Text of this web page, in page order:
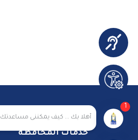
خدمات المحافظة
أهلا بك ... كيف يمكننى مساعدتك
1